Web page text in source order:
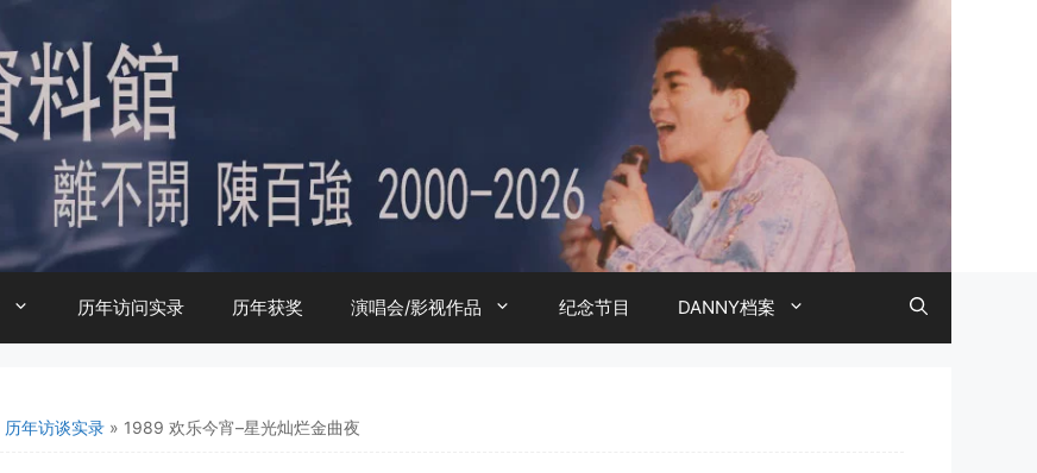
历年访问实录 历年获奖 演唱会/影视作品 纪念节目 DANNY档案
历年访谈实录 » 1989 欢乐今宵–星光灿烂金曲夜